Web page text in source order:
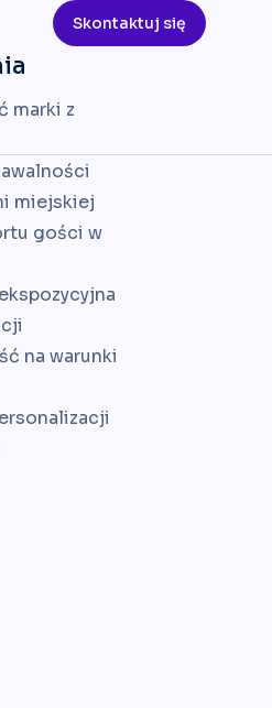
Skontaktuj się
marki z
miejskiej
gości w
na warunki